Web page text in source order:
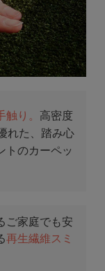
り。 高密度
れた、踏み心
トのカーペッ
ご家庭でも安
再生繊維スミ